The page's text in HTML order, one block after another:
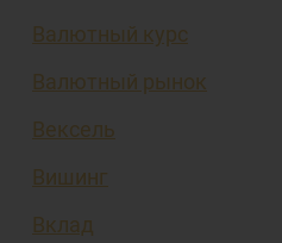
Валютный курс
Валютный рынок
Вексель
Вишинг
Вклад